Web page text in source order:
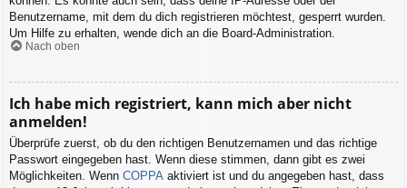
Benutzername, mit dem du dich registrieren möchtest, gesperrt wurden.
Um Hilfe zu erhalten, wende dich an die Board-Administration.
Nach oben
Ich habe mich registriert, kann mich aber nicht
anmelden!
Überprüfe zuerst, ob du den richtigen Benutzernamen und das richtige
Passwort eingegeben hast. Wenn diese stimmen, dann gibt es zwei
Möglichkeiten. Wenn COPPA aktiviert ist und du angegeben hast, dass